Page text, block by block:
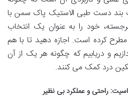
بند دست طبی الاستیک پاک سمن با
خود را به عنوان یک انتخاب
کرده است. اجازه دهید تا با هم
و دریابیم که چگونه هر یک از آن
درد کمک می کنند.
راحتی و عملکرد بی نظیر